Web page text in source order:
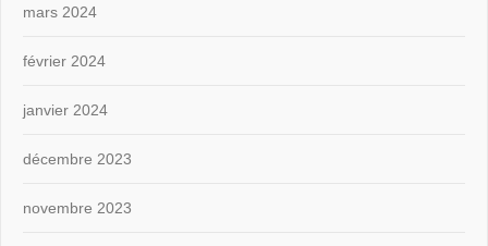
mars 2024
février 2024
janvier 2024
décembre 2023
novembre 2023